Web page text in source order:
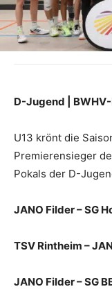
D-Jugend |
U13 krönt die
Premierensieger
Pokals der D-
JANO Filder – SG
TSV Rintheim –
JANO Filder – SG